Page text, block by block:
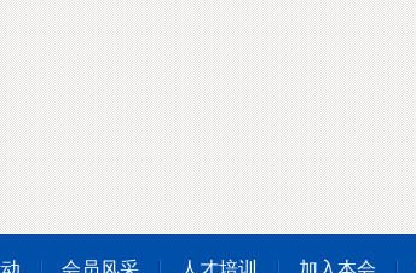
会员风采 人才培训 加入本会